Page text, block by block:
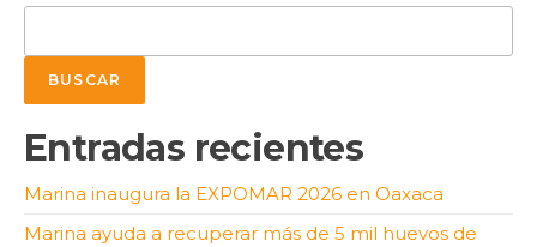
BUSCAR
Entradas recientes
Marina inaugura la EXPOMAR 2026 en Oaxaca
Marina ayuda a recuperar más de 5 mil huevos de